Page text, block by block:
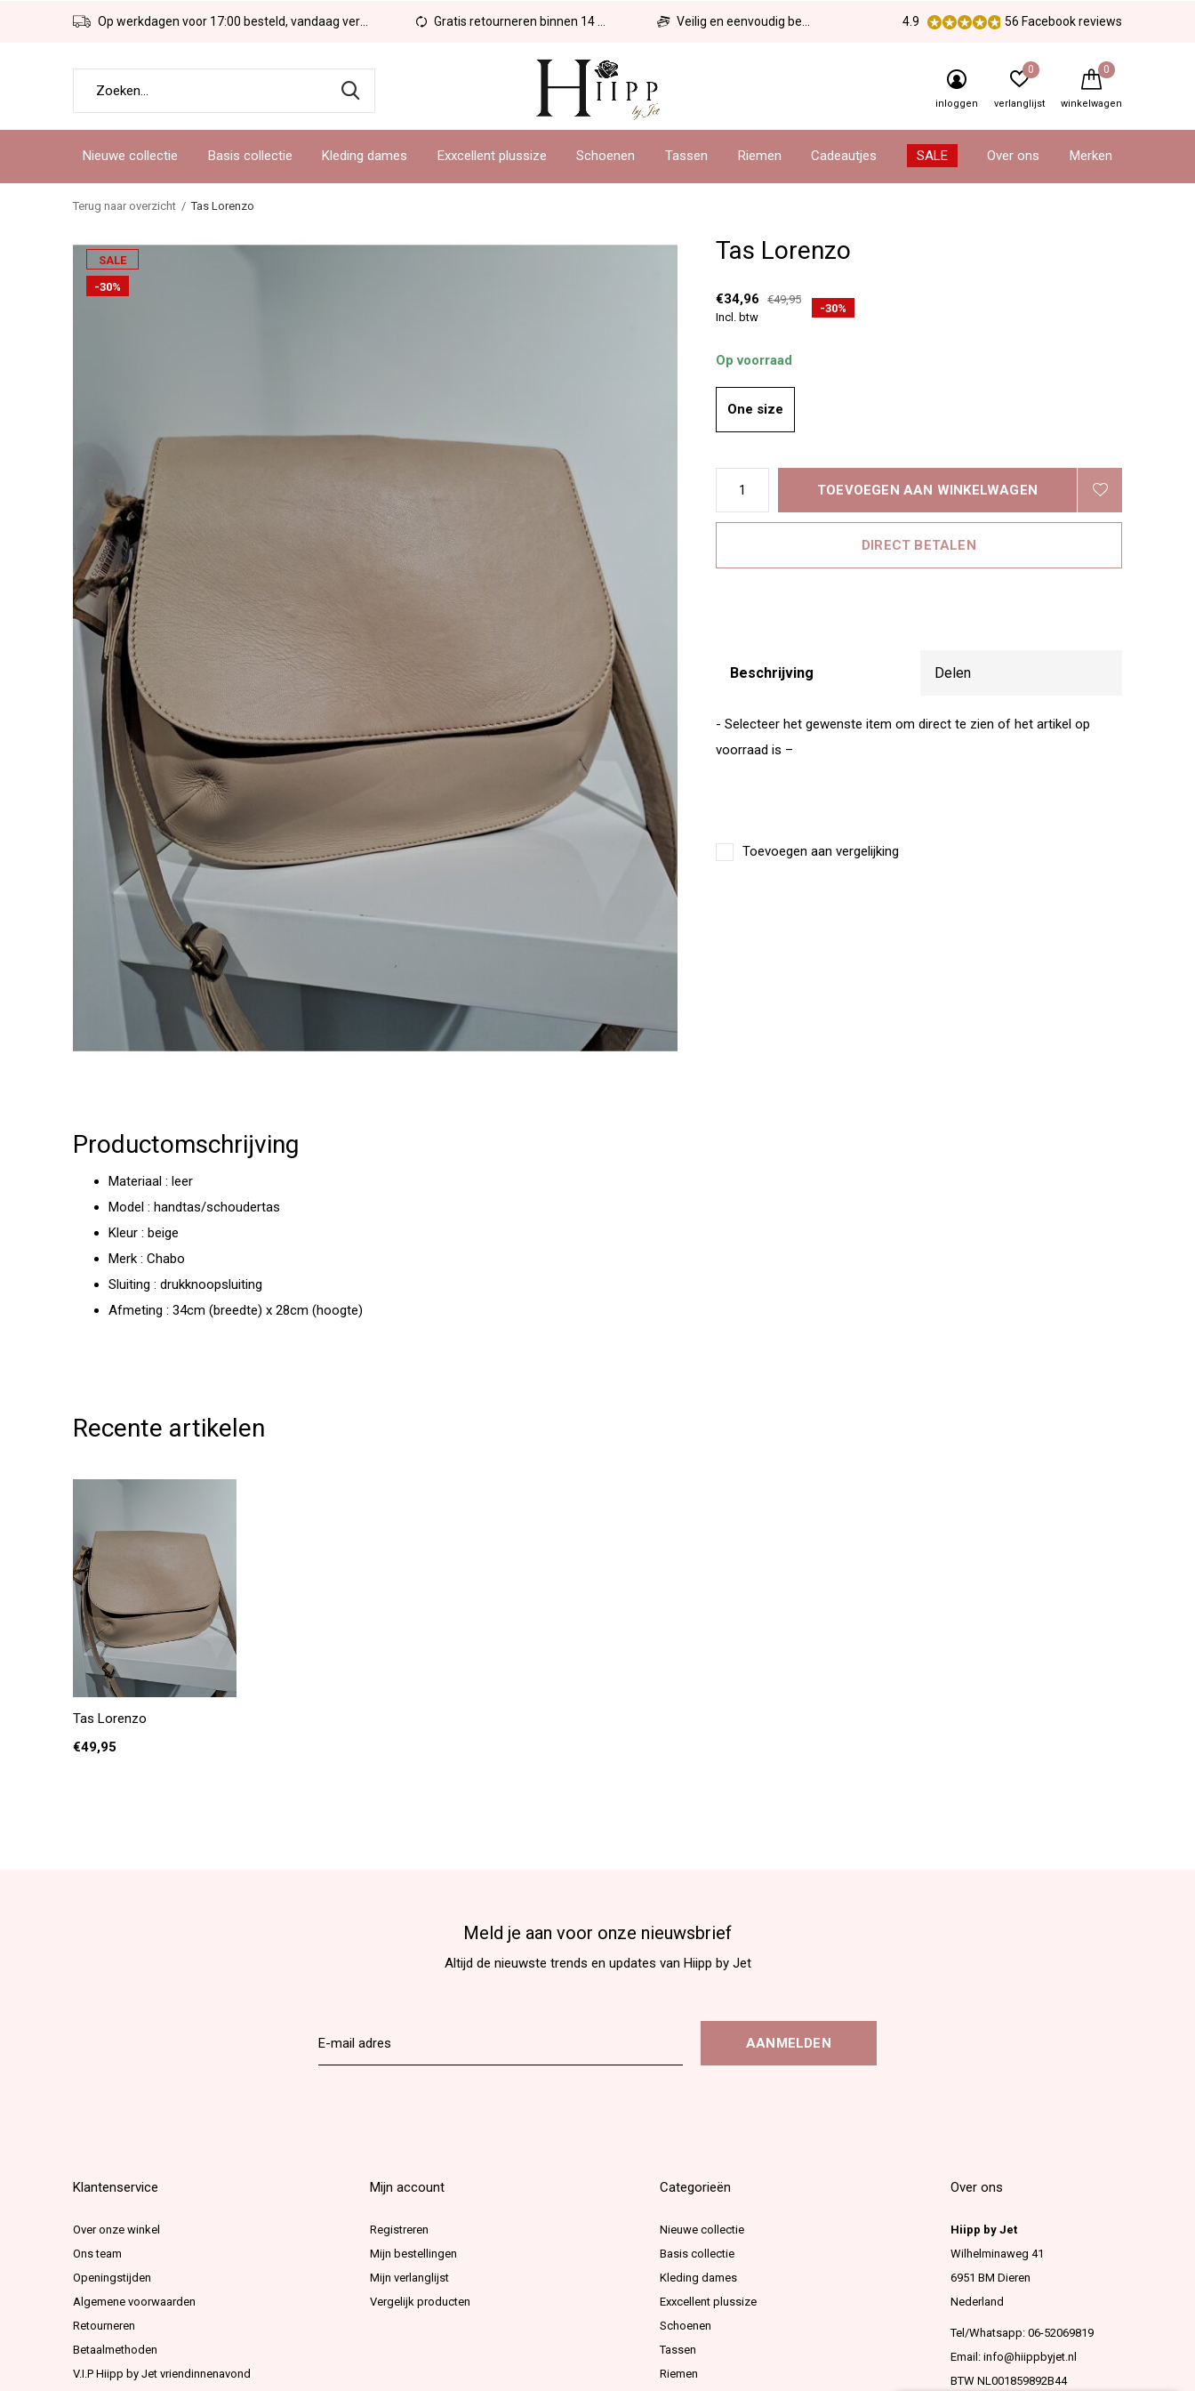
Nieuwe collectie Basis collectie Kleding dames Exxcellent plussize Schoenen Tassen Riemen Cadeautjes SALE Over ons Merken
inloggen verlanglijst
0
winkelwagen
0
Op werkdagen voor 17:00 besteld, vandaag verzonden! Gratis retourneren binnen 14 dagen Veilig en eenvoudig betalen 4.9 56 Facebook reviews
Terug naar overzicht Tas Lorenzo
SALE
-30%
Tas Lorenzo
€34,96
€49,95
Incl. btw
-30%
Op voorraad
One size
TOEVOEGEN AAN WINKELWAGEN
DIRECT BETALEN
Beschrijving Delen
- Selecteer het gewenste item om direct te zien of het artikel op
voorraad is –
Toevoegen aan vergelijking
Productomschrijving
Materiaal : leer
Model : handtas/schoudertas
Kleur : beige
Merk : Chabo
Sluiting : drukknoopsluiting
Afmeting : 34cm (breedte) x 28cm (hoogte)
Recente artikelen
Tas Lorenzo
€49,95
Meld je aan voor onze nieuwsbrief
Altijd de nieuwste trends en updates van Hiipp by Jet
AANMELDEN
Klantenservice
Over onze winkel
Ons team
Openingstijden
Algemene voorwaarden
Retourneren
Betaalmethoden
V.I.P Hiipp by Jet vriendinnenavond
Mijn account
Registreren
Mijn bestellingen
Mijn verlanglijst
Vergelijk producten
Categorieën
Nieuwe collectie
Basis collectie
Kleding dames
Exxcellent plussize
Schoenen
Tassen
Riemen
Over ons
Hiipp by Jet
Wilhelminaweg 41
6951 BM Dieren
Nederland
Tel/Whatsapp: 06-52069819
Email: info@hiippbyjet.nl
BTW NL001859892B44